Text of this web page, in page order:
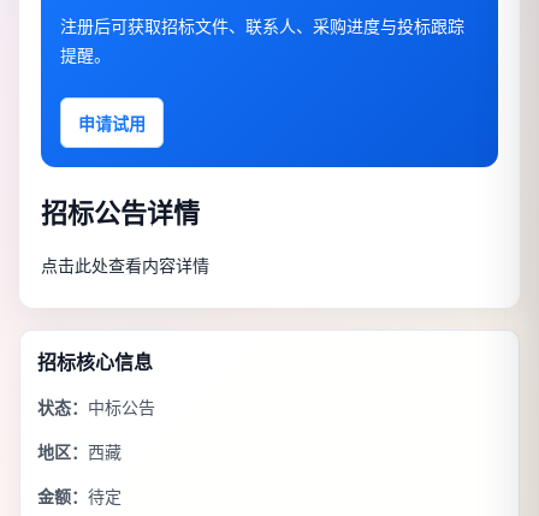
注册后可获取招标文件、联系人、采购进度与投标跟踪
提醒。
申请试用
招标公告详情
点击此处查看内容详情
招标核心信息
状态： 中标公告
地区： 西藏
金额： 待定